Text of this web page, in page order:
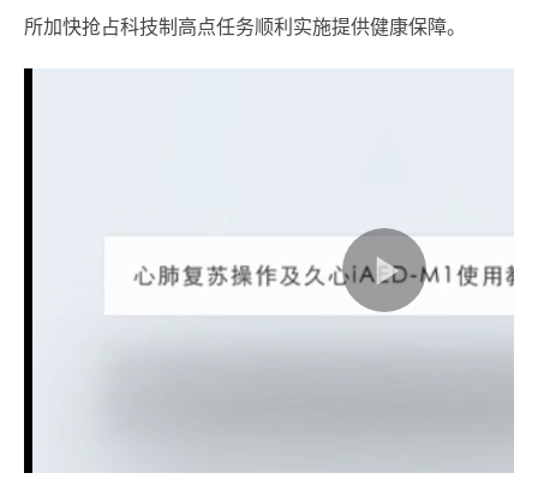
所加快抢占科技制高点任务顺利实施提供健康保障。